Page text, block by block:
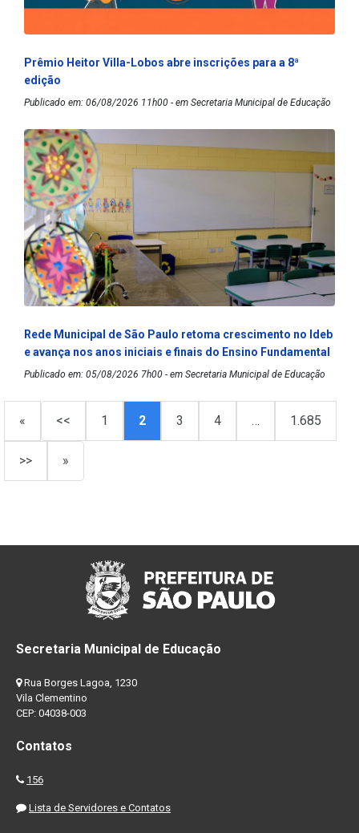
Prêmio Heitor Villa-Lobos abre inscrições para a 8ª
edição
Publicado em: 06/08/2026 11h00 - em Secretaria Municipal de Educação
Rede Municipal de São Paulo retoma crescimento no Ideb
e avança nos anos iniciais e finais do Ensino Fundamental
Publicado em: 05/08/2026 7h00 - em Secretaria Municipal de Educação
« << 1 2 3 4 … 1.685
>> »
Secretaria Municipal de Educação
Rua Borges Lagoa, 1230
Vila Clementino
CEP: 04038-003
Contatos
156
Lista de Servidores e Contatos